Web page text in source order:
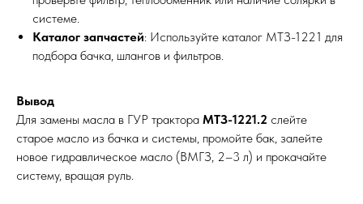
системе.
Каталог запчастей: Используйте каталог МТЗ-1221 для
подбора бачка, шлангов и фильтров.
Вывод
Для замены масла в ГУР трактора МТЗ-1221.2 слейте
старое масло из бачка и системы, промойте бак, залейте
новое гидравлическое масло (ВМГЗ, 2–3 л) и прокачайте
систему, вращая руль.